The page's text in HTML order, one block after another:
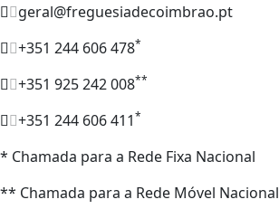
geral@freguesiadecoimbrao.pt
+351 244 606 478*
+351 925 242 008**
+351 244 606 411*
* Chamada para a Rede Fixa Nacional
** Chamada para a Rede Móvel Nacional